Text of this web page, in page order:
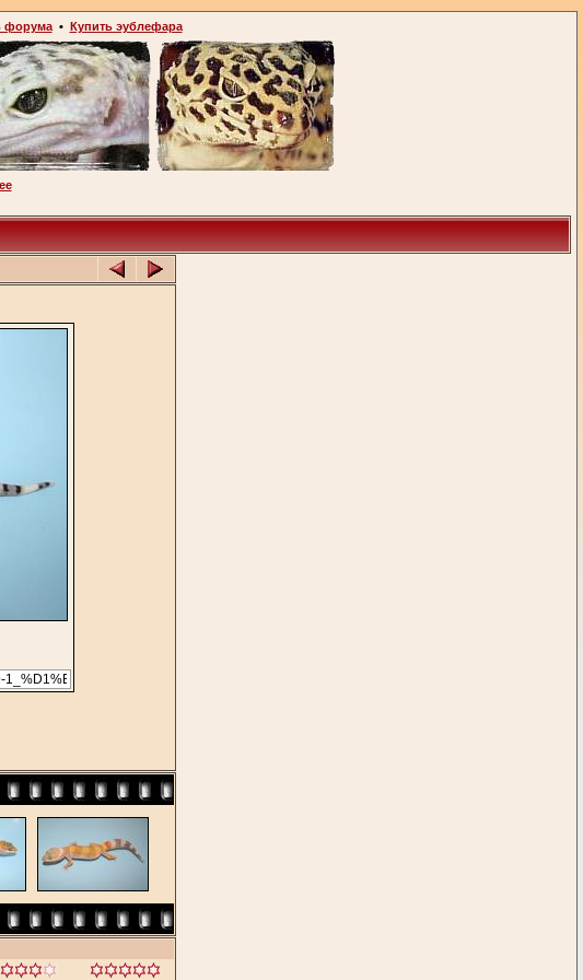
форума• Купить эублефара